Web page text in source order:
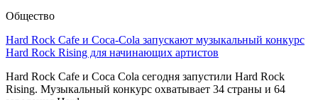
Общество
Hard Rock Cafe и Coca-Cola запускают музыкальный конкурс
Hard Rock Rising для начинающих артистов
Hard Rock Cafe и Coca Cola сегодня запустили Hard Rock
Rising. Музыкальный конкурс охватывает 34 страны и 64